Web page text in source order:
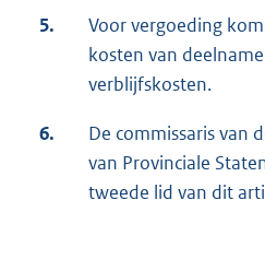
5.
Voor vergoeding
kosten van
verblijfskosten.
6.
De commissaris van
van Provinciale
tweede lid van dit